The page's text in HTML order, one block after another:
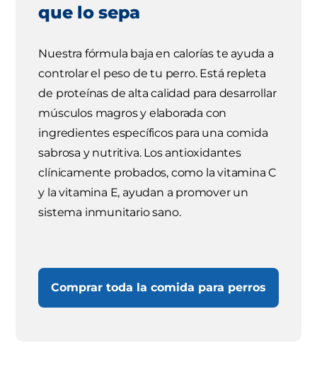
que lo sepa
Nuestra fórmula baja en calorías te ayuda a
controlar el peso de tu perro. Está repleta
de proteínas de alta calidad para desarrollar
músculos magros y elaborada con
ingredientes específicos para una comida
sabrosa y nutritiva. Los antioxidantes
clínicamente probados, como la vitamina C
y la vitamina E, ayudan a promover un
sistema inmunitario sano.
Comprar toda la comida para perros